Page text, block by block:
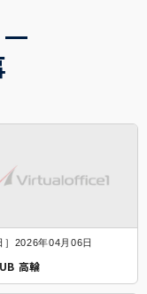
］2026年04月06日
高輪